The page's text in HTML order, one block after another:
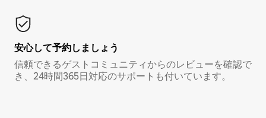
安心して予約しましょう
信頼できるゲストコミュニティからのレビューを確認で
き、24時間365日対応のサポートも付いています。